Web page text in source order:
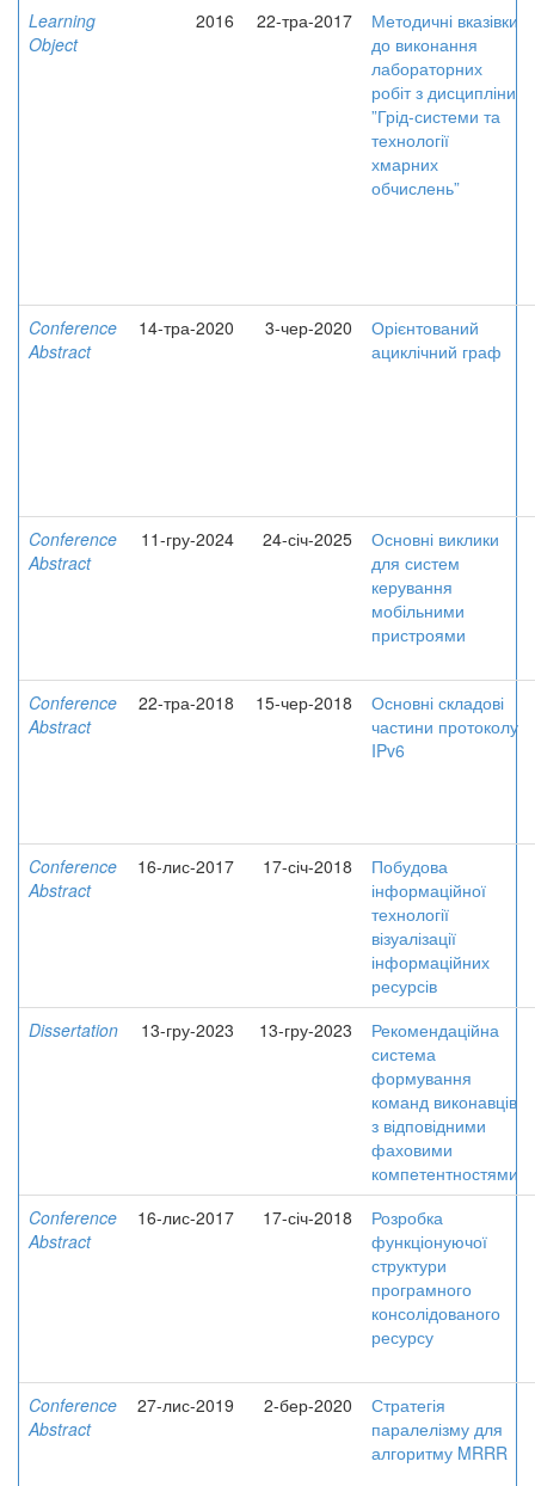
Learning
Object
2016 22-тра-2017
Методичні вказівки
до виконання
лабораторних
робіт з дисципліни
”Грід-системи та
технології
хмарних
обчислень”
Conference
Abstract
14-тра-2020 3-чер-2020
Орієнтований
ациклічний граф
Conference
Abstract
11-гру-2024 24-січ-2025
Основні виклики
для систем
керування
мобільними
пристроями
Conference
Abstract
22-тра-2018 15-чер-2018
Основні складові
частини протоколу
IPv6
Conference
Abstract
16-лис-2017 17-січ-2018
Побудова
інформаційної
технології
візуалізації
інформаційних
ресурсів
Dissertation
13-гру-2023 13-гру-2023
Рекомендаційна
система
формування
команд виконавців
з відповідними
фаховими
компетентностями
Conference
Abstract
16-лис-2017 17-січ-2018
Розробка
функціонуючої
структури
програмного
консолідованого
ресурсу
Conference
Abstract
27-лис-2019 2-бер-2020
Стратегія
паралелізму для
алгоритму MRRR